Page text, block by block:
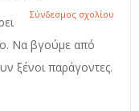
Σύνδεσμος σχολίου
Να βγούμε από
ξένοι παράγοντες.